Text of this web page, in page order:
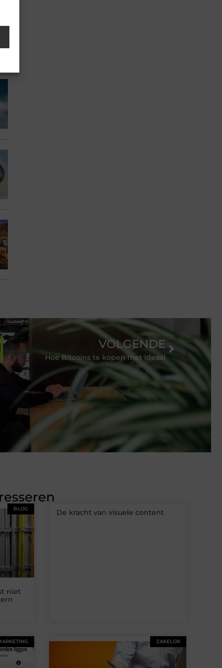
VOLGENDE
Hoe Bitcoins te kopen met ideaal
BLOG
niet
De kracht van visuele content
ZAKELIJK